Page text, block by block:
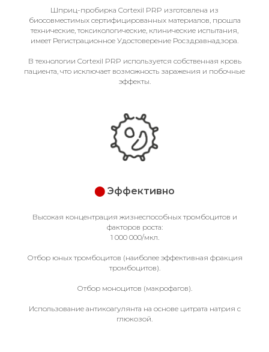
Шприц-пробирка Cortexil PRP изготовлена из
биосовместимых сертифицированных материалов, прошла
технические, токсикологические, клинические испытания,
имеет Регистрационное Удостоверение Росздравнадзора.
В технологии Cortexil PRP используется собственная кровь
пациента, что исключает возможность заражения и побочные
эффекты.
⬤ Эффективно
Высокая концентрация жизнеспособных тромбоцитов и
факторов роста:
1 000 000/мкл.
Отбор юных тромбоцитов (наиболее эффективная фракция
тромбоцитов).
Отбор моноцитов (макрофагов).
Использование антикоагулянта на основе цитрата натрия с
глюкозой.